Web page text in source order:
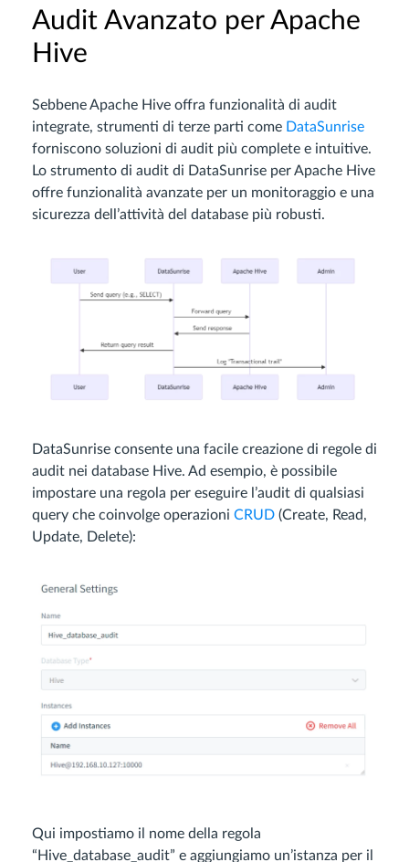
Audit Avanzato per Apache
Hive
Sebbene Apache Hive offra funzionalità di audit
integrate, strumenti di terze parti come DataSunrise
forniscono soluzioni di audit più complete e intuitive.
Lo strumento di audit di DataSunrise per Apache Hive
offre funzionalità avanzate per un monitoraggio e una
sicurezza dell’attività del database più robusti.
DataSunrise consente una facile creazione di regole di
audit nei database Hive. Ad esempio, è possibile
impostare una regola per eseguire l’audit di qualsiasi
query che coinvolge operazioni CRUD (Create, Read,
Update, Delete):
Qui impostiamo il nome della regola
“Hive_database_audit” e aggiungiamo un’istanza per il